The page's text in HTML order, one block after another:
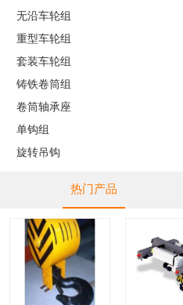
无沿车轮组
重型车轮组
套装车轮组
铸铁卷筒组
卷筒轴承座
单钩组
旋转吊钩
热门产品